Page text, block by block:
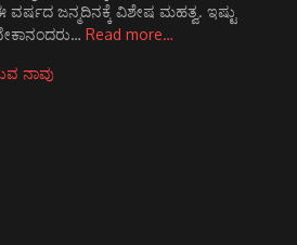
ಜನ್ಮದಿನಕ್ಕೆ ವಿಶೇಷ ಮಹತ್ವ. ಇಷ್ಟು
Read more…
ನಾವು